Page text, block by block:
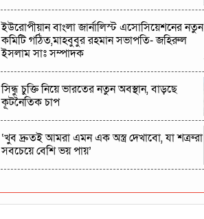
ইউরোপীয়ান বাংলা জার্নালিস্ট এসোসিয়েশনের নতুন
কমিটি গঠিত,মাহবুবুর রহমান সভাপতি- জহিরুল
ইসলাম সাঃ সম্পাদক
সিন্ধু চুক্তি নিয়ে ভারতের নতুন অবস্থান, বাড়ছে
কূটনৈতিক চাপ
‘খুব দ্রুতই আমরা এমন এক অস্ত্র দেখাবো, যা শত্রুরা
সবচেয়ে বেশি ভয় পায়’